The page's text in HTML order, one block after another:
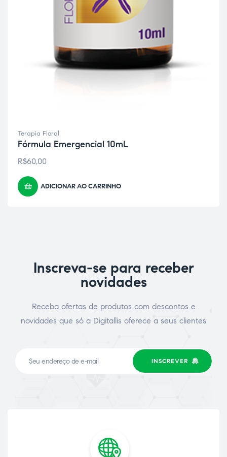
Terapia Floral
Fórmula Emergencial 10mL
R$60,00
ADICIONAR AO CARRINHO
Inscreva-se para receber
novidades
Receba ofertas de produtos com descontos e
novidades que só a Digitallis oferece a seus clientes
INSCREVER